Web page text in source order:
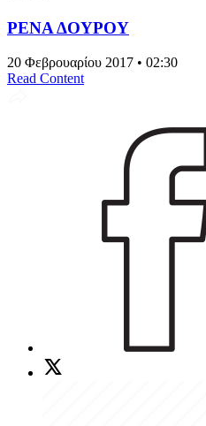
ΡΕΝΑ ΔΟΥΡΟΥ
20 Φεβρουαρίου 2017 • 02:30
Read Content